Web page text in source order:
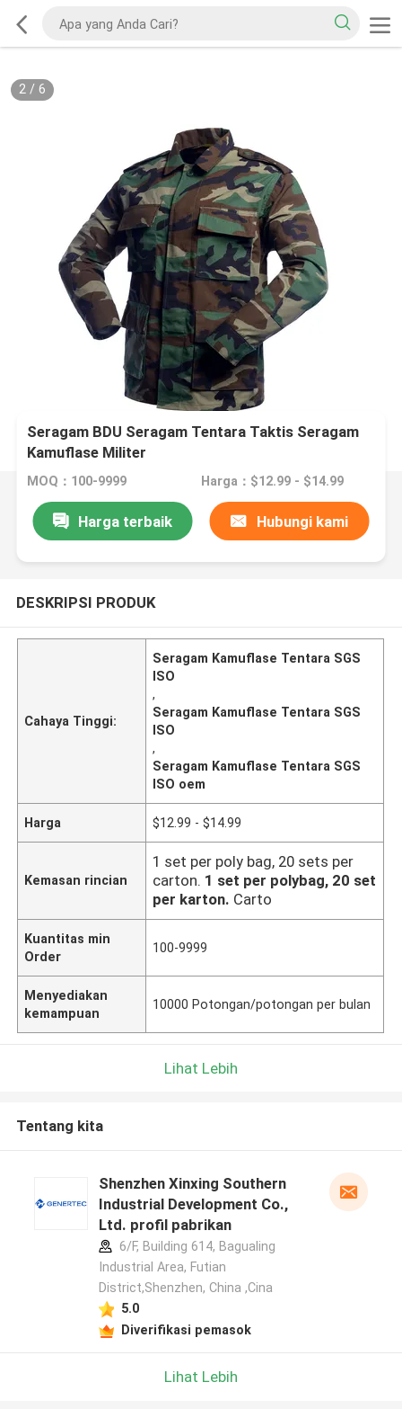
2/ 6
Seragam BDU Seragam Tentara Taktis Seragam
Kamuflase Militer
MOQ：100-9999 Harga：$12.99 - $14.99
Harga terbaik Hubungi kami
DESKRIPSI PRODUK
Cahaya Tinggi:
Seragam Kamuflase Tentara SGS
ISO
,
Seragam Kamuflase Tentara SGS
ISO
,
Seragam Kamuflase Tentara SGS
ISO oem
Harga $12.99 - $14.99
Kemasan rincian
1 set per poly bag, 20 sets per
carton. 1 set per polybag, 20 set
per karton. Carto
Kuantitas min
Order
100-9999
Menyediakan
kemampuan
10000 Potongan/potongan per bulan
Lihat Lebih
Tentang kita
Shenzhen Xinxing Southern
Industrial Development Co.,
Ltd. profil pabrikan
6/F, Building 614, Bagualing
Industrial Area, Futian
District,Shenzhen, China ,Cina
5.0
Diverifikasi pemasok
Lihat Lebih